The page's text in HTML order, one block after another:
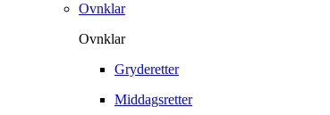
Ovnklar
Ovnklar
Gryderetter
Middagsretter